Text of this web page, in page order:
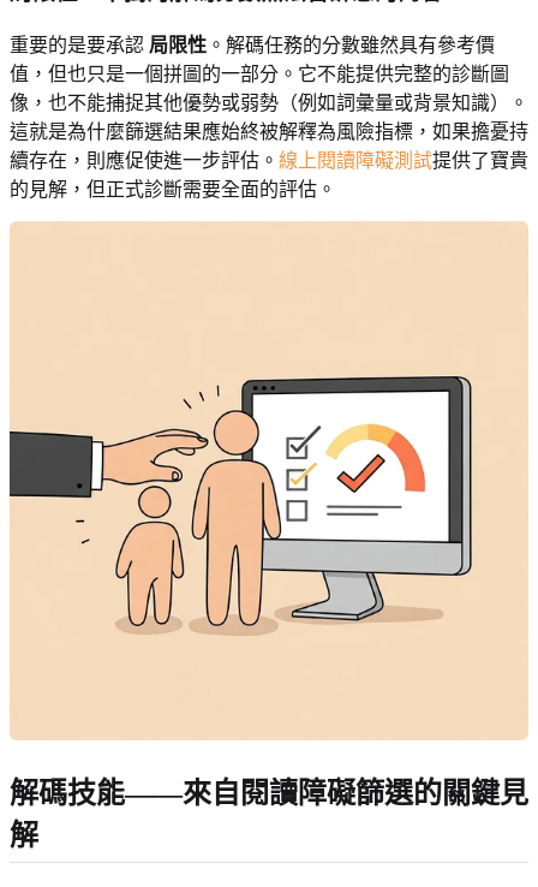
重要的是要承認 局限性 。解碼任務的分數雖然具有參考價
值，但也只是一個拼圖的一部分。它不能提供完整的診斷圖
像，也不能捕捉其他優勢或弱勢（例如詞彙量或背景知識）。
這就是為什麼篩選結果應始終被解釋為風險指標，如果擔憂持
續存在，則應促使進一步評估。 線上閱讀障礙測試提供了寶貴
的見解，但正式診斷需要全面的評估。
解碼技能——來自閱讀障礙篩選的關鍵見
解